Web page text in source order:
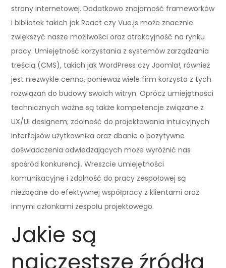
strony internetowej. Dodatkowo znajomość frameworków
i bibliotek takich jak React czy Vue.js może znacznie
zwiększyć nasze możliwości oraz atrakcyjność na rynku
pracy. Umiejętność korzystania z systemów zarządzania
treścią (CMS), takich jak WordPress czy Joomla!, również
jest niezwykle cenna, ponieważ wiele firm korzysta z tych
rozwiązań do budowy swoich witryn. Oprócz umiejętności
technicznych ważne są także kompetencje związane z
UX/UI designem; zdolność do projektowania intuicyjnych
interfejsów użytkownika oraz dbanie o pozytywne
doświadczenia odwiedzających może wyróżnić nas
spośród konkurencji. Wreszcie umiejętności
komunikacyjne i zdolność do pracy zespołowej są
niezbędne do efektywnej współpracy z klientami oraz
innymi członkami zespołu projektowego.
Jakie są
najczęstsze źródła